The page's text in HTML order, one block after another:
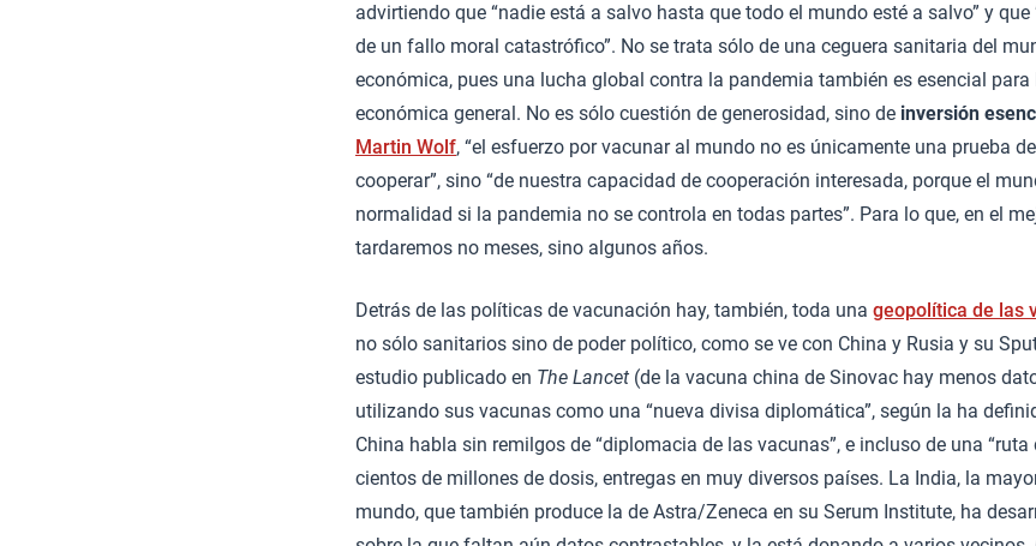
advirtiendo que “nadie está a salvo hasta que todo el mundo esté a salvo” y
de un fallo moral catastrófico”. No se trata sólo de una ceguera sanitaria del
económica, pues una lucha global contra la pandemia también es esencial para
económica general. No es sólo cuestión de generosidad, sino de inversión
Martin Wolf, “el esfuerzo por vacunar al mundo no es únicamente una prueba
cooperar”, sino “de nuestra capacidad de cooperación interesada, porque el
normalidad si la pandemia no se controla en todas partes”. Para lo que, en el
tardaremos no meses, sino algunos años.
Detrás de las políticas de vacunación hay, también, toda una geopolítica de las
no sólo sanitarios sino de poder político, como se ve con China y Rusia y su
estudio publicado en The Lancet (de la vacuna china de Sinovac hay menos
utilizando sus vacunas como una “nueva divisa diplomática”, según la ha
China habla sin remilgos de “diplomacia de las vacunas”, e incluso de una “ruta
cientos de millones de dosis, entregas en muy diversos países. La India, la
mundo, que también produce la de Astra/Zeneca en su Serum Institute, ha